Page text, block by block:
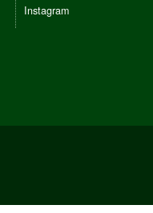
Instagram